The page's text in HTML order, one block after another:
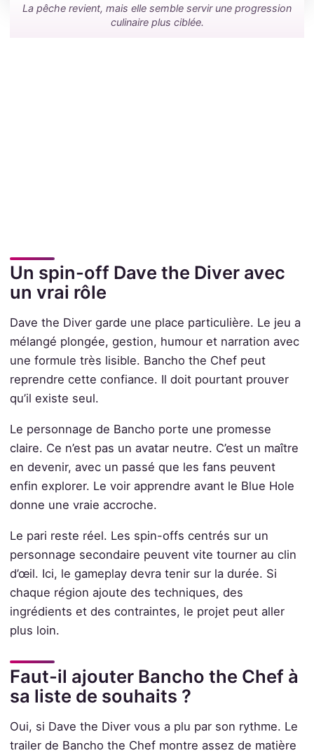
La pêche revient, mais elle semble servir une progression
culinaire plus ciblée.
Un spin-off Dave the Diver avec
un vrai rôle
Dave the Diver garde une place particulière. Le jeu a
mélangé plongée, gestion, humour et narration avec
une formule très lisible. Bancho the Chef peut
reprendre cette confiance. Il doit pourtant prouver
qu’il existe seul.
Le personnage de Bancho porte une promesse
claire. Ce n’est pas un avatar neutre. C’est un maître
en devenir, avec un passé que les fans peuvent
enfin explorer. Le voir apprendre avant le Blue Hole
donne une vraie accroche.
Le pari reste réel. Les spin-offs centrés sur un
personnage secondaire peuvent vite tourner au clin
d’œil. Ici, le gameplay devra tenir sur la durée. Si
chaque région ajoute des techniques, des
ingrédients et des contraintes, le projet peut aller
plus loin.
Faut-il ajouter Bancho the Chef à
sa liste de souhaits ?
Oui, si Dave the Diver vous a plu par son rythme. Le
trailer de Bancho the Chef montre assez de matière